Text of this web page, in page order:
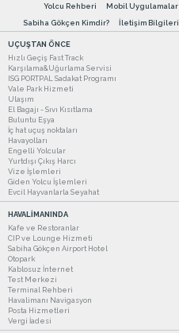
Yolcu Rehberi Mobil Uygulamalar
Sabiha Gökçen Kimdir?
İletişim Bilgileri
UÇUŞTAN ÖNCE
Hızlı Geçiş Fast Track
Karşılama&Uğurlama Servisi
ISG PORTPAL Sadakat Programı
Vale Park Hizmeti
Ulaşım
El Bagajı - Sıvı Kısıtlama
Buluntu Eşya
İç hat uçuş noktaları
Havayolları
Engelli Yolcular
Yurtdışı Çıkış Harcı
Vize İşlemleri
Giden Yolcu İşlemleri
Evcil Hayvanlarla Seyahat
HAVALİMANINDA
Kafe ve Restoranlar
CIP ve Lounge Hizmeti
Sabiha Gökçen Airport Hotel
Otopark
Kablosuz İnternet
Test Merkezi
Terminal Rehberi
Havalimanı Navigasyon
Posta Hizmetleri
Vergi İadesi